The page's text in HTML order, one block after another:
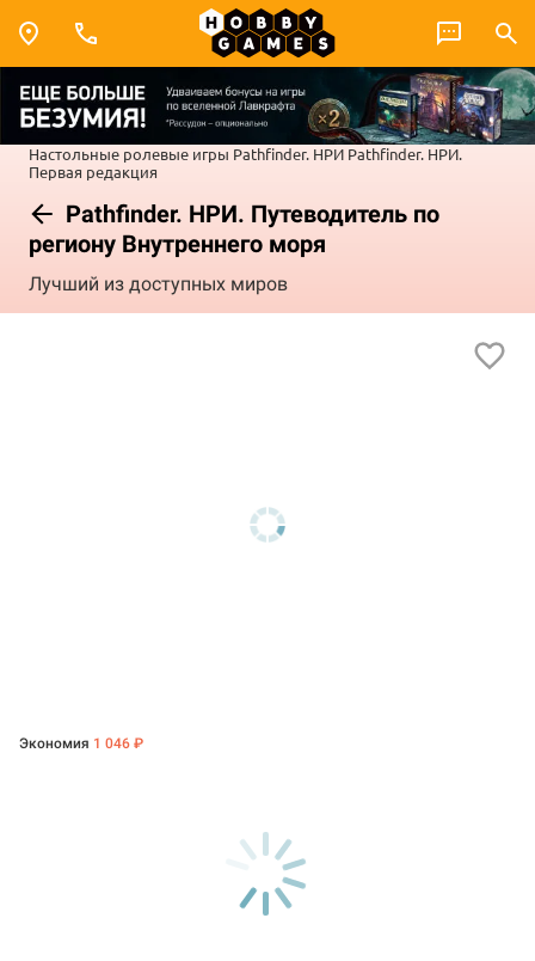
Настольные ролевые игры Pathfinder. НРИ Pathfinder. НРИ.
Первая редакция
Pathfinder. НРИ. Путеводитель по
региону Внутреннего моря
Лучший из доступных миров
Экономия 1 046 ₽